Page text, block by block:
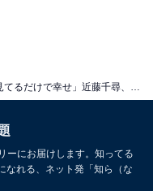
ーにお届けします。知ってる
なれる、ネット発「知ら（な